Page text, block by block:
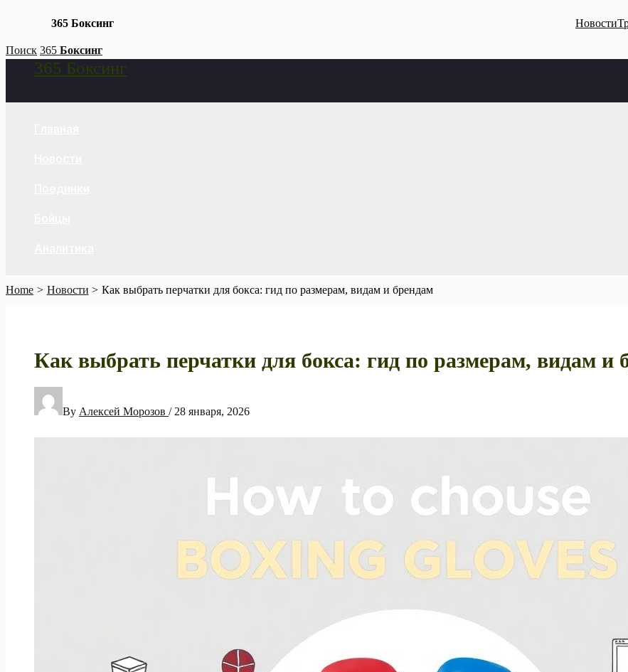
365 Боксинг Новости
Skip
Поиск 365 Боксинг
365 Боксинг
Home Новости Как выбрать перчатки для бокса: гид по размерам, видам и брендам
Как выбрать перчатки для бокса: гид по размерам, видам и
By Алексей Морозов / 28 января, 2026